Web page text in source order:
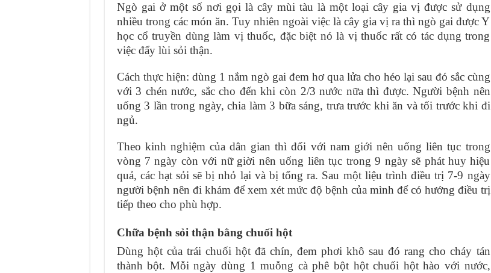
Ngò gai ở một số nơi gọi là cây mùi tàu là một loại cây gia vị được sử dụng
nhiều trong các món ăn. Tuy nhiên ngoài việc là cây gia vị ra thì ngò gai được Y
học cổ truyền dùng làm vị thuốc, đặc biệt nó là vị thuốc rất có tác dụng trong
việc đẩy lùi sỏi thận.
Cách thực hiện: dùng 1 nắm ngò gai đem hơ qua lửa cho héo lại sau đó sắc cùng
với 3 chén nước, sắc cho đến khi còn 2/3 nước nữa thì được. Người bệnh nên
uống 3 lần trong ngày, chia làm 3 bữa sáng, trưa trước khi ăn và tối trước khi đi
ngủ.
Theo kinh nghiệm của dân gian thì đối với nam giới nên uống liên tục trong
vòng 7 ngày còn với nữ giời nên uống liên tục trong 9 ngày sẽ phát huy hiệu
quả, các hạt sỏi sẽ bị nhỏ lại và bị tống ra. Sau một liệu trình điều trị 7-9 ngày
người bệnh nên đi khám để xem xét mức độ bệnh của mình để có hướng điều trị
tiếp theo cho phù hợp.
Chữa bệnh sỏi thận bằng chuối hột
Dùng hột của trái chuối hột đã chín, đem phơi khô sau đó rang cho cháy tán
thành bột. Mỗi ngày dùng 1 muỗng cà phê bột hột chuối hột hào với nước,